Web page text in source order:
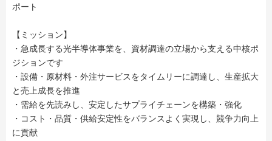
ポート
【ミッション】
・急成長する光半導体事業を、資材調達の立場から支える中核ポ
ジションです
・設備・原材料・外注サービスをタイムリーに調達し、生産拡大
と売上成長を推進
・需給を先読みし、安定したサプライチェーンを構築・強化
・コスト・品質・供給安定性をバランスよく実現し、競争力向上
に貢献